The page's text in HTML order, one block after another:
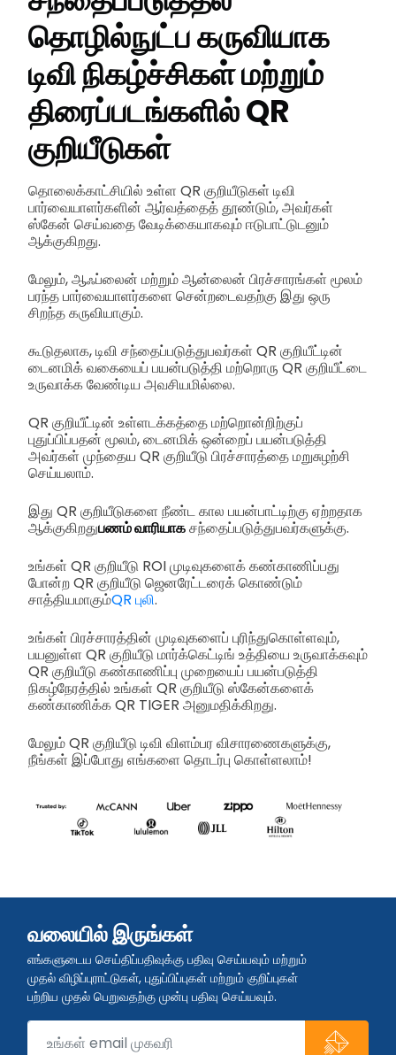
தொழில்நுட்ப கருவியாக
டிவி நிகழ்ச்சிகள் மற்றும்
திரைப்படங்களில் QR
குறியீடுகள்
தொலைக்காட்சியில் உள்ள QR குறியீடுகள் டிவி
பார்வையாளர்களின் ஆர்வத்தைத் தூண்டும், அவர்கள்
ஸ்கேன் செய்வதை வேடிக்கையாகவும் ஈடுபாட்டுடனும்
ஆக்குகிறது.
மேலும், ஆஃப்லைன் மற்றும் ஆன்லைன் பிரச்சாரங்கள் மூலம்
பரந்த பார்வையாளர்களை சென்றடைவதற்கு இது ஒரு
சிறந்த கருவியாகும்.
கூடுதலாக, டிவி சந்தைப்படுத்துபவர்கள் QR குறியீட்டின்
டைனமிக் வகையைப் பயன்படுத்தி மற்றொரு QR குறியீட்டை
உருவாக்க வேண்டிய அவசியமில்லை.
QR குறியீட்டின் உள்ளடக்கத்தை மற்றொன்றிற்குப்
புதுப்பிப்பதன் மூலம், டைனமிக் ஒன்றைப் பயன்படுத்தி
அவர்கள் முந்தைய QR குறியீடு பிரச்சாரத்தை மறுசுழற்சி
செய்யலாம்.
இது QR குறியீடுகளை நீண்ட கால பயன்பாட்டிற்கு ஏற்றதாக
ஆக்குகிறதுபணம் வாரியாகசந்தைப்படுத்துபவர்களுக்கு.
உங்கள் QR குறியீடு ROI முடிவுகளைக் கண்காணிப்பது
போன்ற QR குறியீடு ஜெனரேட்டரைக் கொண்டும்
சாத்தியமாகும்QR புலி.
உங்கள் பிரச்சாரத்தின் முடிவுகளைப் புரிந்துகொள்ளவும்,
பயனுள்ள QR குறியீடு மார்க்கெட்டிங் உத்தியை உருவாக்கவும்
QR குறியீடு கண்காணிப்பு முறையைப் பயன்படுத்தி
நிகழ்நேரத்தில் உங்கள் QR குறியீடு ஸ்கேன்களைக்
கண்காணிக்க QR TIGER அனுமதிக்கிறது.
மேலும் QR குறியீடு டிவி விளம்பர விசாரணைகளுக்கு,
நீங்கள் இப்போது எங்களை தொடர்பு கொள்ளலாம்!
வலையில் இருங்கள்
எங்களுடைய செய்திப்பதிவுக்கு பதிவு செய்யவும் மற்றும்
முதல் விழிப்புராட்டுகள், புதுப்பிப்புகள் மற்றும் குறிப்புகள்
பற்றிய முதல் பெறுவதற்கு முன்பு பதிவு செய்யவும்.